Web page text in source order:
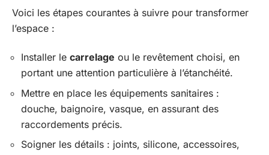
Voici les étapes courantes à suivre pour transformer
l’espace :
Installer le carrelage ou le revêtement choisi, en
portant une attention particulière à l’étanchéité.
Mettre en place les équipements sanitaires :
douche, baignoire, vasque, en assurant des
raccordements précis.
Soigner les détails : joints, silicone, accessoires,